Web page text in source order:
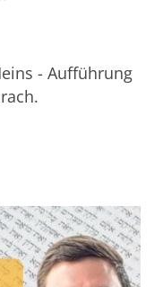
- Aufführung